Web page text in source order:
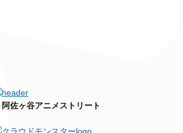
阿佐ヶ谷アニメストリート